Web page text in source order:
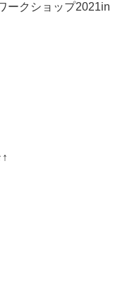
ークショップ2021in